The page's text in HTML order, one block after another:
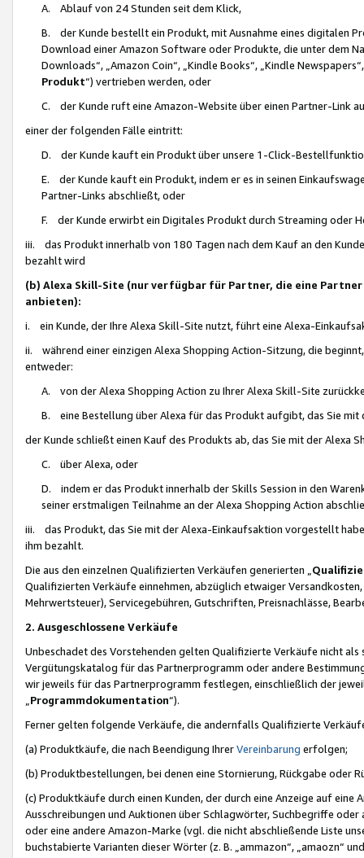
A. Ablauf von 24 Stunden seit dem Klick,
B. der Kunde bestellt ein Produkt, mit Ausnahme eines digitalen
Download einer Amazon Software oder Produkte, die unter dem
Downloads“, „Amazon Coin“, „Kindle Books“, „Kindle
Produkt“) vertrieben werden, oder
C. der Kunde ruft eine Amazon-Website über einen Partner-Link
einer der folgenden Fälle eintritt:
D. der Kunde kauft ein Produkt über unsere 1-Click-
E. der Kunde kauft ein Produkt, indem er es in seinen
Partner-Links abschließt, oder
F. der Kunde erwirbt ein Digitales Produkt durch Streaming oder
iii. das Produkt innerhalb von 180 Tagen nach dem Kauf an den
bezahlt wird
(b) Alexa Skill-Site (nur verfügbar für Partner, die eine
anbieten):
i. ein Kunde, der Ihre Alexa Skill-Site nutzt, führt eine Alexa-
ii. während einer einzigen Alexa Shopping Action-Sitzung, die
entweder:
A. von der Alexa Shopping Action zu Ihrer Alexa Skill-Site
B. eine Bestellung über Alexa für das Produkt aufgibt, das Sie mit
der Kunde schließt einen Kauf des Produkts ab, das Sie mit der Alexa
C. über Alexa, oder
D. indem er das Produkt innerhalb der Skills Session in den
seiner erstmaligen Teilnahme an der Alexa Shopping Action
iii. das Produkt, das Sie mit der Alexa-Einkaufsaktion vorgestellt
ihm bezahlt.
Die aus den einzelnen Qualifizierten Verkäufen generierten „
Qualifizierten Verkäufe einnehmen, abzüglich etwaiger
Mehrwertsteuer), Servicegebühren, Gutschriften, Preisnachlässe,
2. Ausgeschlossene Verkäufe
Unbeschadet des Vorstehenden gelten Qualifizierte Verkäufe nicht
Vergütungskatalog für das Partnerprogramm oder andere
wir jeweils für das Partnerprogramm festlegen, einschließlich der
Programmdokumentation“).
Ferner gelten folgende Verkäufe, die andernfalls Qualifizierte
(a) Produktkäufe, die nach Beendigung IhrerVereinbarung erfolgen;
(b) Produktbestellungen, bei denen eine Stornierung, Rückgabe oder
(c) Produktkäufe durch einen Kunden, der durch eine Anzeige auf
Ausschreibungen und Auktionen über Schlagwörter, Suchbegriffe
oder eine andere Amazon-Marke (vgl. die nicht abschließende Liste
buchstabierte Varianten dieser Wörter (z. B. „ammazon“, „amaozn“